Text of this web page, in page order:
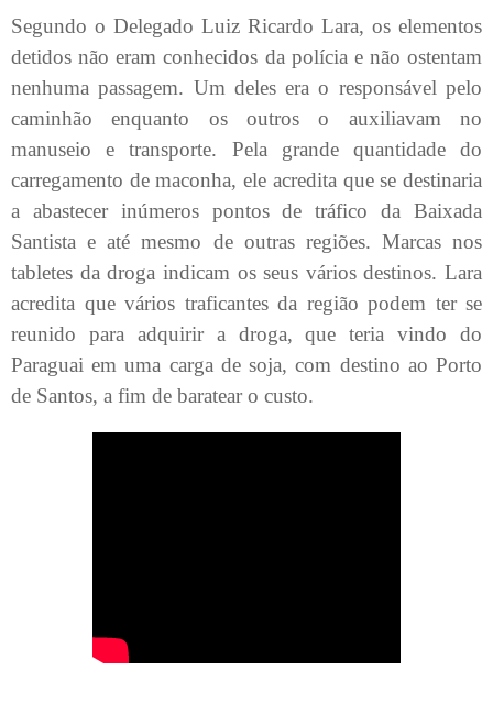
Segundo o Delegado Luiz Ricardo Lara, os elementos
detidos não eram conhecidos da polícia e não ostentam
nenhuma passagem. Um deles era o responsável pelo
caminhão enquanto os outros o auxiliavam no
manuseio e transporte. Pela grande quantidade do
carregamento de maconha, ele acredita que se destinaria
a abastecer inúmeros pontos de tráfico da Baixada
Santista e até mesmo de outras regiões. Marcas nos
tabletes da droga indicam os seus vários destinos. Lara
acredita que vários traficantes da região podem ter se
reunido para adquirir a droga, que teria vindo do
Paraguai em uma carga de soja, com destino ao Porto
de Santos, a fim de baratear o custo.